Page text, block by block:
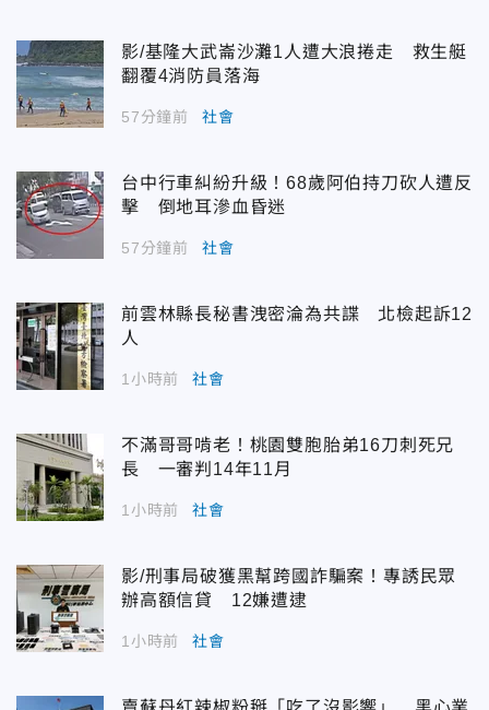
影/基隆大武崙沙灘1人遭大浪捲走 救生艇
翻覆4消防員落海
57分鐘前 社會
台中行車糾紛升級！68歲阿伯持刀砍人遭反
擊 倒地耳滲血昏迷
57分鐘前 社會
前雲林縣長秘書洩密淪為共諜 北檢起訴12
人
1小時前 社會
不滿哥哥啃老！桃園雙胞胎弟16刀刺死兄
長 一審判14年11月
1小時前 社會
影/刑事局破獲黑幫跨國詐騙案！專誘民眾
辦高額信貸 12嫌遭逮
1小時前 社會